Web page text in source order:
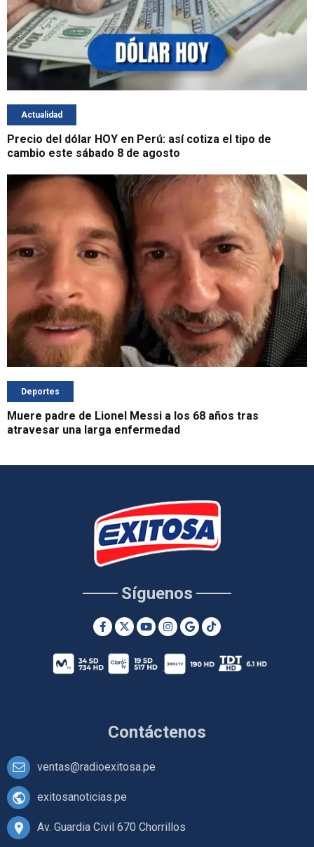
Actualidad
Precio del dólar HOY en Perú: así cotiza el tipo de
cambio este sábado 8 de agosto
Deportes
Muere padre de Lionel Messi a los 68 años tras
atravesar una larga enfermedad
Contáctenos
ventas@radioexitosa.pe
exitosanoticias.pe
Av. Guardia Civil 670 Chorrillos
Síguenos